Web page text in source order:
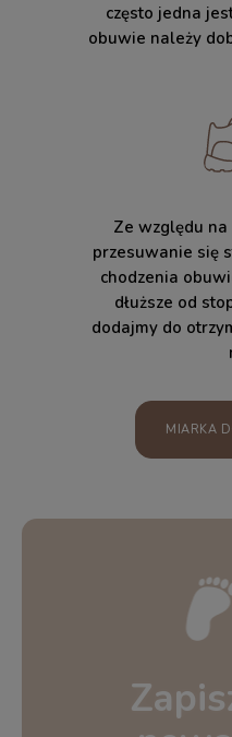
często jedna
obuwie należy
Ze względu
przesuwanie się
chodzenia
dłuższe od
dodajmy do
MIARKA